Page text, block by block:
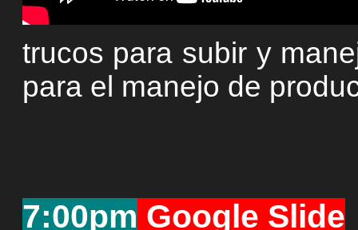
trucos para subir y
para el manejo de
7:00pm Google Slide